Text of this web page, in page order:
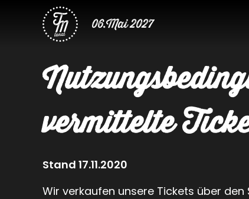
06.Mai 2027
vermittelte
Stand 17.11.2020
Wir verkaufen unsere Tickets über den